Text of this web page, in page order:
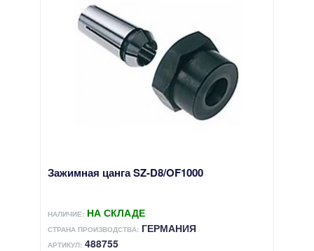
Зажимная цанга SZ-D8/OF1000
НАЛИЧИЕ: НА СКЛАДЕ
СТРАНА ПРОИЗВОДСТВА:ГЕРМАНИЯ
АРТИКУЛ:488755